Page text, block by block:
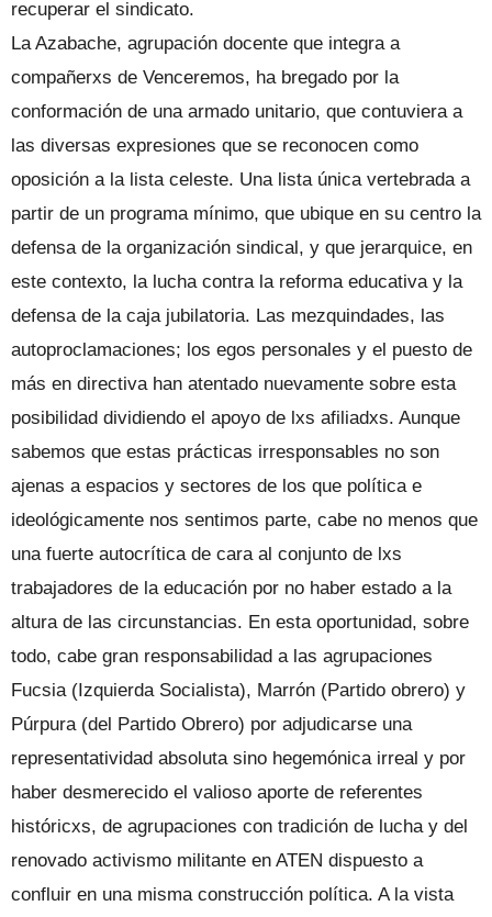
recuperar el sindicato.
La Azabache, agrupación docente que integra a
compañerxs de Venceremos, ha bregado por la
conformación de una armado unitario, que contuviera a
las diversas expresiones que se reconocen como
oposición a la lista celeste. Una lista única vertebrada a
partir de un programa mínimo, que ubique en su centro la
defensa de la organización sindical, y que jerarquice, en
este contexto, la lucha contra la reforma educativa y la
defensa de la caja jubilatoria. Las mezquindades, las
autoproclamaciones; los egos personales y el puesto de
más en directiva han atentado nuevamente sobre esta
posibilidad dividiendo el apoyo de lxs afiliadxs. Aunque
sabemos que estas prácticas irresponsables no son
ajenas a espacios y sectores de los que política e
ideológicamente nos sentimos parte, cabe no menos que
una fuerte autocrítica de cara al conjunto de lxs
trabajadores de la educación por no haber estado a la
altura de las circunstancias. En esta oportunidad, sobre
todo, cabe gran responsabilidad a las agrupaciones
Fucsia (Izquierda Socialista), Marrón (Partido obrero) y
Púrpura (del Partido Obrero) por adjudicarse una
representatividad absoluta sino hegemónica irreal y por
haber desmerecido el valioso aporte de referentes
históricxs, de agrupaciones con tradición de lucha y del
renovado activismo militante en ATEN dispuesto a
confluir en una misma construcción política. A la vista